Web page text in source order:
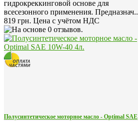
гидрокреккинговой основе для
всесезонного применения. Предназнач..
819 грн. Цена с учётом НДС
Полусинтетическое моторное масло - Optimal SAE